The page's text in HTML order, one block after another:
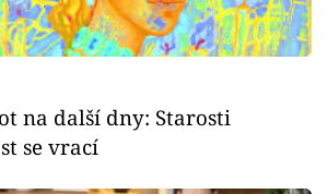
na další dny: Starosti
se vrací